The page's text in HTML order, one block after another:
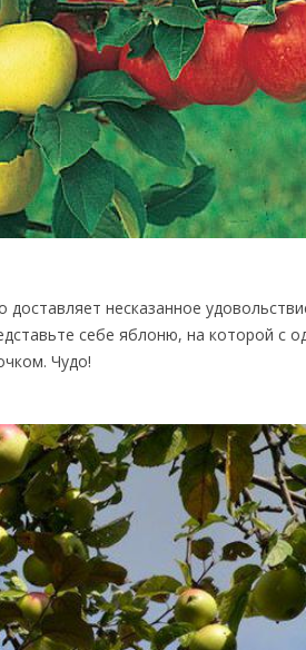
несказанное
себе яблоню, на которой с
Чудо!